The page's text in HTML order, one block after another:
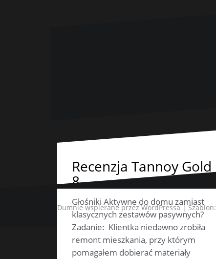
Recenzja Tannoy Gold
8
Głośniki Aktywne do domu zamiast
klasycznych zestawów pasywnych?
Zadanie: Klientka niedawno zrobiła
remont mieszkania, przy którym
pomagałem dobierać materiały
Dumnie wspierane przez WordPressa|Szablon: